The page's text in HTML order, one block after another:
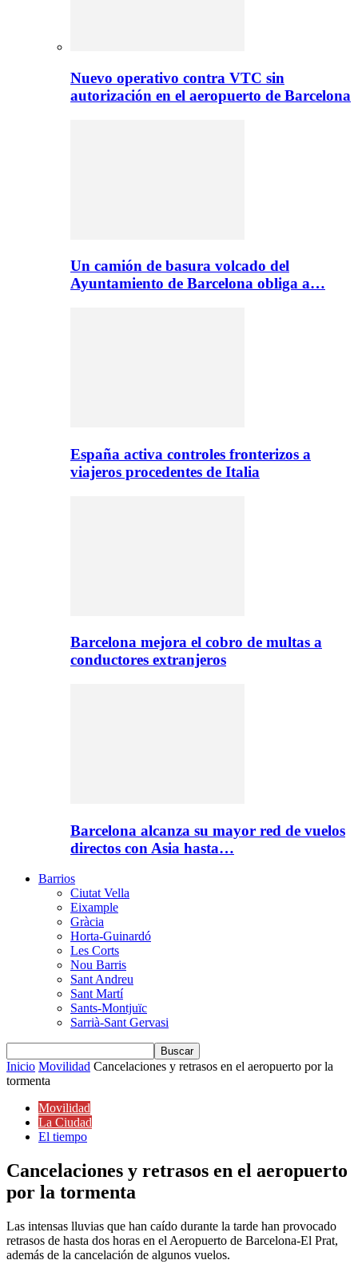
Nuevo operativo contra VTC sin
autorización en el aeropuerto de Barcelona
Un camión de basura volcado del
Ayuntamiento de Barcelona obliga a…
España activa controles fronterizos a
viajeros procedentes de Italia
Barcelona mejora el cobro de multas a
conductores extranjeros
Barcelona alcanza su mayor red de vuelos
directos con Asia hasta…
Barrios
Ciutat Vella
Eixample
Gràcia
Horta-Guinardó
Les Corts
Nou Barris
Sant Andreu
Sant Martí
Sants-Montjuïc
Sarrià-Sant Gervasi
Inicio Movilidad Cancelaciones y retrasos en el aeropuerto por la
tormenta
Movilidad
La Ciudad
El tiempo
Cancelaciones y retrasos en el aeropuerto
por la tormenta
Las intensas lluvias que han caído durante la tarde han provocado
retrasos de hasta dos horas en el Aeropuerto de Barcelona-El Prat,
además de la cancelación de algunos vuelos.